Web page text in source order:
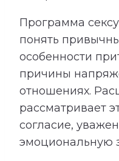
Программа
понять
особенности
причины
отношениях.
рассматривает
согласие,
эмоциональную